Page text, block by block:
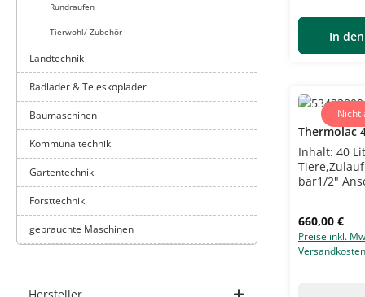
Rundraufen
Tierwohl/ Zubehör
Landtechnik
Radlader & Teleskoplader
Baumaschinen
Kommunaltechnik
Gartentechnik
Forsttechnik
gebrauchte Maschinen
In
Nicht
Thermolac
Inhalt: 40
bar1/2"
direkten
Regulärer
660,00 €
Preise inkl.
Versandkosten